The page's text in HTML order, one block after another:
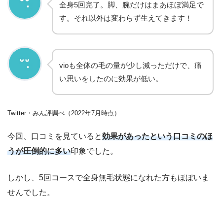
全身5回完了。脚、腕だけはまあほぼ満足で
す。それ以外は変わらず生えてきます！
vioも全体の毛の量が少し減っただけで、痛
い思いをしたのに効果が低い。
Twitter・みん評調べ（2022年7月時点）
今回、口コミを見ていると効果があったという口コミのほ
うが圧倒的に多い印象でした。
しかし、5回コースで全身無毛状態になれた方もほぼいま
せんでした。